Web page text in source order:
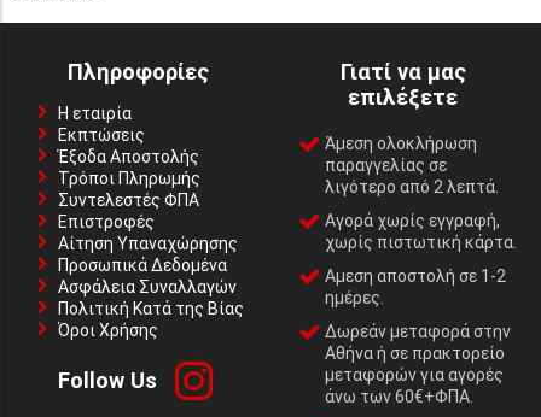
Πληροφορίες
Η εταιρία
Εκπτώσεις
Έξοδα Αποστολής
Τρόποι Πληρωμής
Συντελεστές ΦΠΑ
Επιστροφές
Αίτηση Υπαναχώρησης
Προσωπικά Δεδομένα
Ασφάλεια Συναλλαγών
Πολιτική Κατά της Βίας
Όροι Χρήσης
Follow Us
Γιατί να μας
επιλέξετε
Άμεση ολοκλήρωση
παραγγελίας σε
λιγότερο από 2 λεπτά.
Αγορά χωρίς εγγραφή,
χωρίς πιστωτική κάρτα.
Αμεση αποστολή σε 1-2
ημέρες.
Δωρεάν μεταφορά στην
Αθήνα ή σε πρακτορείο
μεταφορών για αγορές
άνω των 60€+ΦΠΑ.